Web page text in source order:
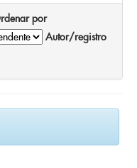
por
Autor/registro